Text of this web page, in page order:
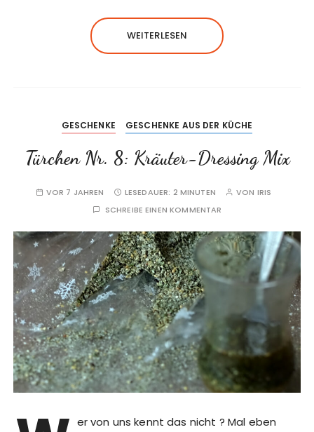
WEITERLESEN
GESCHENKE GESCHENKE AUS DER KÜCHE
Türchen Nr. 8: Kräuter-Dressing Mix
VOR 7 JAHREN LESEDAUER: 2 MINUTEN VON IRIS
SCHREIBE EINEN KOMMENTAR
er von uns kennt das nicht ? Mal eben